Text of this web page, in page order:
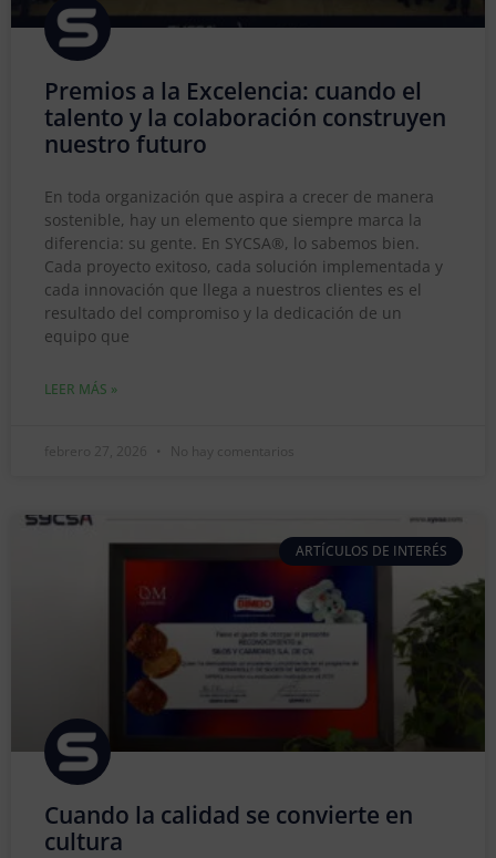
Premios a la Excelencia: cuando el
talento y la colaboración construyen
nuestro futuro
En toda organización que aspira a crecer de manera
sostenible, hay un elemento que siempre marca la
diferencia: su gente. En SYCSA®, lo sabemos bien.
Cada proyecto exitoso, cada solución implementada y
cada innovación que llega a nuestros clientes es el
resultado del compromiso y la dedicación de un
equipo que
LEER MÁS »
febrero 27, 2026 No hay comentarios
ARTÍCULOS DE INTERÉS
Cuando la calidad se convierte en
cultura